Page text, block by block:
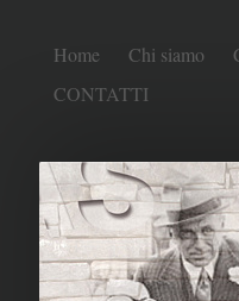
Home Chi siamo
CONTATTI